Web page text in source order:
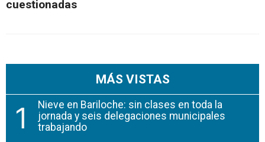
cuestionadas
MÁS VISTAS
1
Nieve en Bariloche: sin clases en toda la
jornada y seis delegaciones municipales
trabajando